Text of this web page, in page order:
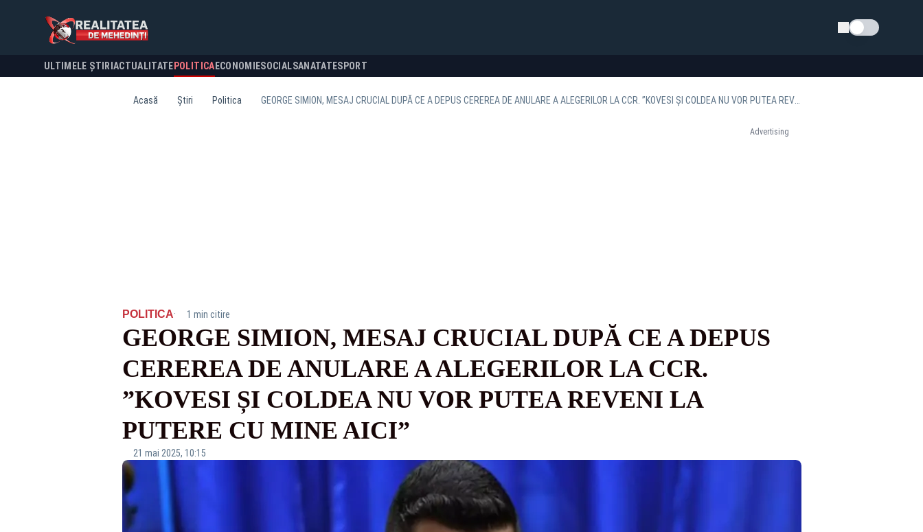
Schimba tema
ULTIMELE ȘTIRI ACTUALITATE POLITICA ECONOMIESOCIALSANATATESPORT
Acasă Știri Politica GEORGE SIMION, MESAJ CRUCIAL DUPĂ CE A DEPUS CEREREA DE ANULARE A ALEGERILOR LA CCR. ”KOVESI ȘI COLDEA NU VOR PUTEA REVENI LA PUTERE CU MINE AICI”
Advertising
POLITICA· 1 min citire
GEORGE SIMION, MESAJ CRUCIAL DUPĂ CE A DEPUS
CEREREA DE ANULARE A ALEGERILOR LA CCR.
”KOVESI ȘI COLDEA NU VOR PUTEA REVENI LA
PUTERE CU MINE AICI”
21 mai 2025, 10:15